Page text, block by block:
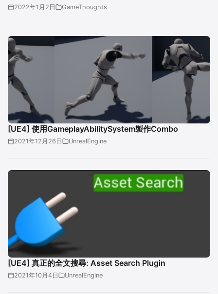
2022年1月2日 GameThoughts
[UE4] 使用GameplayAbilitySystem製作Combo
2021年12月26日 UnrealEngine
[UE4] 真正的全文搜尋: Asset Search Plugin
2021年10月4日 UnrealEngine